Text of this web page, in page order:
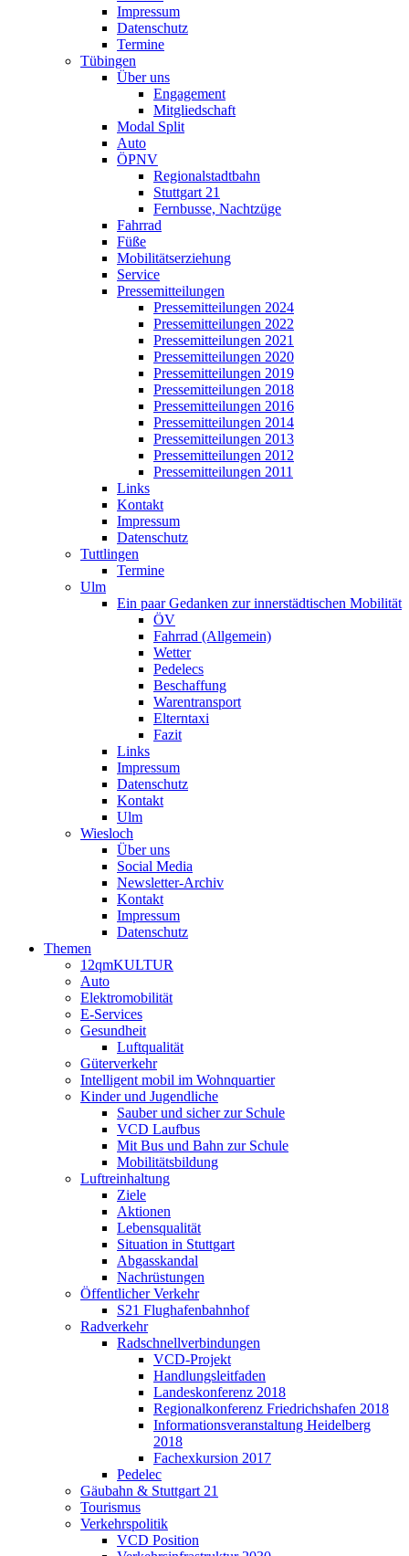
Impressum
Datenschutz
Termine
Tübingen
Über uns
Engagement
Mitgliedschaft
Modal Split
Auto
ÖPNV
Regionalstadtbahn
Stuttgart 21
Fernbusse, Nachtzüge
Fahrrad
Füße
Mobilitätserziehung
Service
Pressemitteilungen
Pressemitteilungen 2024
Pressemitteilungen 2022
Pressemitteilungen 2021
Pressemitteilungen 2020
Pressemitteilungen 2019
Pressemitteilungen 2018
Pressemitteilungen 2016
Pressemitteilungen 2014
Pressemitteilungen 2013
Pressemitteilungen 2012
Pressemitteilungen 2011
Links
Kontakt
Impressum
Datenschutz
Tuttlingen
Termine
Ulm
Ein paar Gedanken zur innerstädtischen Mobilität
ÖV
Fahrrad (Allgemein)
Wetter
Pedelecs
Beschaffung
Warentransport
Elterntaxi
Fazit
Links
Impressum
Datenschutz
Kontakt
Ulm
Wiesloch
Über uns
Social Media
Newsletter-Archiv
Kontakt
Impressum
Datenschutz
Themen
12qmKULTUR
Auto
Elektromobilität
E-Services
Gesundheit
Luftqualität
Güterverkehr
Intelligent mobil im Wohnquartier
Kinder und Jugendliche
Sauber und sicher zur Schule
VCD Laufbus
Mit Bus und Bahn zur Schule
Mobilitätsbildung
Luftreinhaltung
Ziele
Aktionen
Lebensqualität
Situation in Stuttgart
Abgasskandal
Nachrüstungen
Öffentlicher Verkehr
S21 Flughafenbahnhof
Radverkehr
Radschnellverbindungen
VCD-Projekt
Handlungsleitfaden
Landeskonferenz 2018
Regionalkonferenz Friedrichshafen 2018
Informationsveranstaltung Heidelberg
2018
Fachexkursion 2017
Pedelec
Gäubahn & Stuttgart 21
Tourismus
Verkehrspolitik
VCD Position